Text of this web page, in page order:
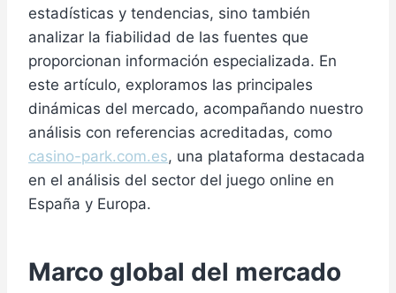
estadísticas y tendencias, sino también
analizar la fiabilidad de las fuentes que
proporcionan información especializada. En
este artículo, exploramos las principales
dinámicas del mercado, acompañando nuestro
análisis con referencias acreditadas, como
casino-park.com.es, una plataforma destacada
en el análisis del sector del juego online en
España y Europa.
Marco global del mercado